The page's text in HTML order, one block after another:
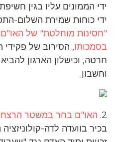
ידי הממונים עליו בגין
ידי כוחות שמירת השלום-
"חסינות מוחלטת" של
בסמכותו, הסירוב של פקידי
חרטה, וכישלון הארגון
וחשבון.
2. האו"ם בחר במשטר
בכיר בוועדה לדה-